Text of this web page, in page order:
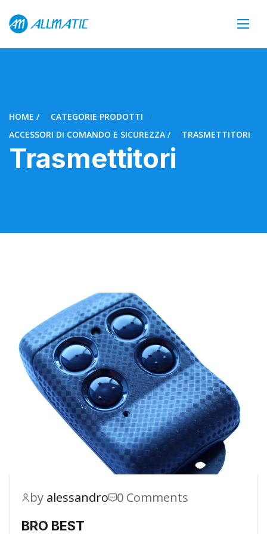
HOME
CATEGORIE PRODOTTI
ACCESSORI DI COMANDO E SICUREZZA
TRASMETTITORI
Trasmettitori
by alessandro 0 Comments
BRO BEST